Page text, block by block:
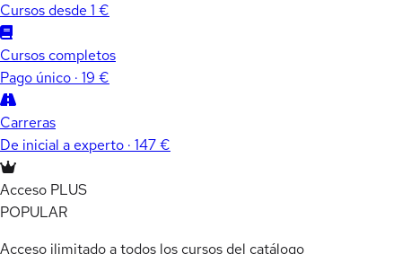
Cursos desde 1 €
Cursos completos
Pago único · 19 €
Carreras
De inicial a experto · 147 €
Acceso PLUS
POPULAR
Acceso ilimitado a todos los cursos del catálogo